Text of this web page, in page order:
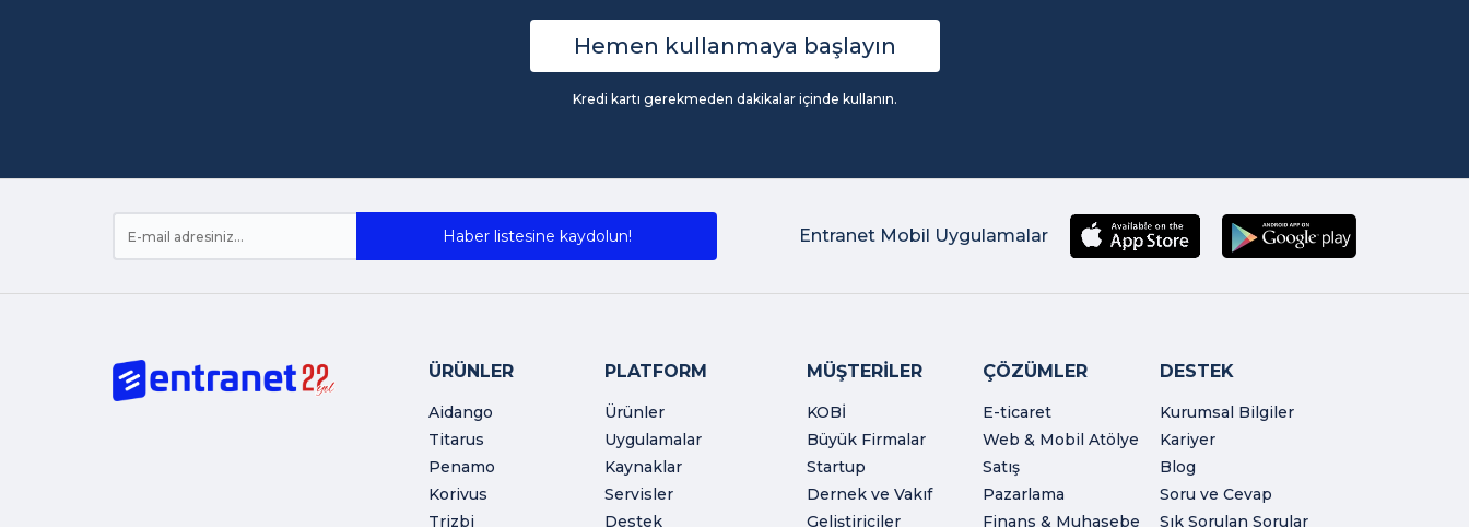
Hemen kullanmaya başlayın
Kredi kartı gerekmeden dakikalar içinde kullanın.
Haber listesine kaydolun! Entranet Mobil Uygulamalar
ÜRÜNLER
Aidango
Titarus
Penamo
Korivus
Trizbi
PLATFORM
Ürünler
Uygulamalar
Kaynaklar
Servisler
Destek
MÜŞTERİLER
KOBİ
Büyük Firmalar
Startup
Dernek ve Vakıf
Geliştiriciler
ÇÖZÜMLER
E-ticaret
Web & Mobil Atölye
Satış
Pazarlama
Finans & Muhasebe
DESTEK
Kurumsal Bilgiler
Kariyer
Blog
Soru ve Cevap
Sık Sorulan Sorular